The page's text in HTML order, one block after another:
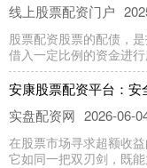
线上股票配资门户
股票配资股票的配债，
借入一定比例的资金进
安康股票配资平台：
实盘配资网 2026-06-
在股票市场寻求超额收益
它如同一把双刃剑，既